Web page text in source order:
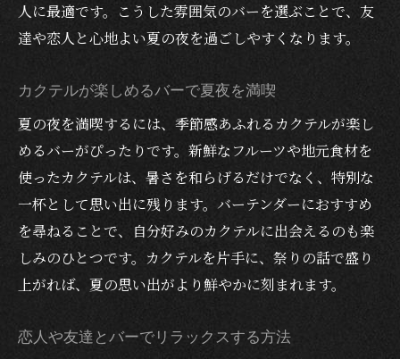
ト
デートにぴったりなバーで特別な夜を演出
カクテルと夜景が楽しめるバーの選び方
恋人と静かに語らえるバーの魅力
夕涼みしながらカクテルを味わう体験
火祭りの余韻を共有できるバーの魅力
富士河口湖町らしいデートに適したバー
友達と訪れたい富士河口湖町のバー特集
仲間と盛り上がるバーで過ごす楽しい夜
友達とシェアしたいカクテルがあるバー
夕涼みしながら語れる開放的なバー
人に最適です。こうした雰囲気のバーを選ぶことで、友
達や恋人と心地よい夏の夜を過ごしやすくなります。
カクテルが楽しめるバーで夏夜を満喫
夏の夜を満喫するには、季節感あふれるカクテルが楽し
めるバーがぴったりです。新鮮なフルーツや地元食材を
使ったカクテルは、暑さを和らげるだけでなく、特別な
一杯として思い出に残ります。バーテンダーにおすすめ
を尋ねることで、自分好みのカクテルに出会えるのも楽
しみのひとつです。カクテルを片手に、祭りの話で盛り
上がれば、夏の思い出がより鮮やかに刻まれます。
恋人や友達とバーでリラックスする方法